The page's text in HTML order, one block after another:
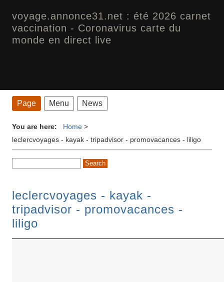
voyage.annonce31.net : été 2026 carnet
vaccination - Coronavirus carte du
monde en direct live
Page Menu News
You are here: Home >
leclercvoyages - kayak - tripadvisor - promovacances - liligo
leclercvoyages - kayak -
tripadvisor - promovacances -
liligo